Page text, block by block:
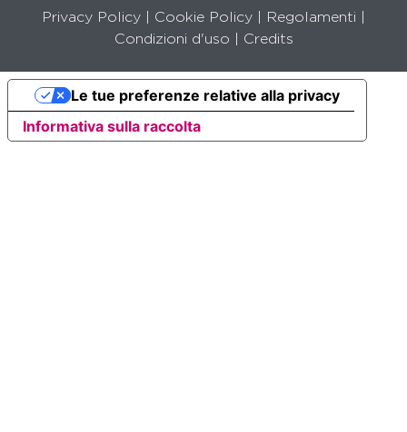
Privacy Policy Cookie Policy Regolamenti
Condizioni d'uso |
Credits
Informativa sulla raccolta
Le tue preferenze relative alla privacy